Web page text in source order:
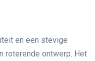
en een stevige
roterende ontwerp. Het